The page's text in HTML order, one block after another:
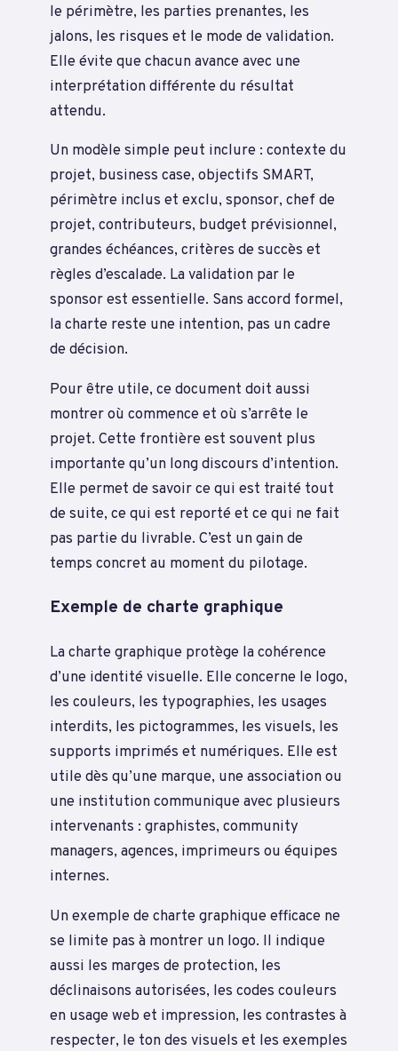
le périmètre, les parties prenantes, les
jalons, les risques et le mode de validation.
Elle évite que chacun avance avec une
interprétation différente du résultat
attendu.
Un modèle simple peut inclure : contexte du
projet, business case, objectifs SMART,
périmètre inclus et exclu, sponsor, chef de
projet, contributeurs, budget prévisionnel,
grandes échéances, critères de succès et
règles d’escalade. La validation par le
sponsor est essentielle. Sans accord formel,
la charte reste une intention, pas un cadre
de décision.
Pour être utile, ce document doit aussi
montrer où commence et où s’arrête le
projet. Cette frontière est souvent plus
importante qu’un long discours d’intention.
Elle permet de savoir ce qui est traité tout
de suite, ce qui est reporté et ce qui ne fait
pas partie du livrable. C’est un gain de
temps concret au moment du pilotage.
Exemple de charte graphique
La charte graphique protège la cohérence
d’une identité visuelle. Elle concerne le logo,
les couleurs, les typographies, les usages
interdits, les pictogrammes, les visuels, les
supports imprimés et numériques. Elle est
utile dès qu’une marque, une association ou
une institution communique avec plusieurs
intervenants : graphistes, community
managers, agences, imprimeurs ou équipes
internes.
Un exemple de charte graphique efficace ne
se limite pas à montrer un logo. Il indique
aussi les marges de protection, les
déclinaisons autorisées, les codes couleurs
en usage web et impression, les contrastes à
respecter, le ton des visuels et les exemples